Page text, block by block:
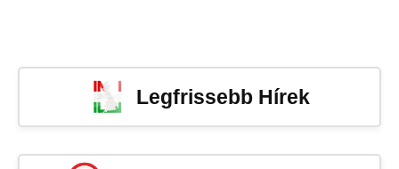
Legfrissebb Hírek